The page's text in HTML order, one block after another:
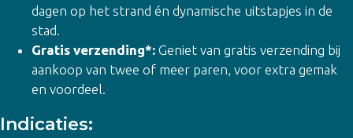
dagen op het strand én dynamische uitstapjes in de
stad.
Gratis verzending*: Geniet van gratis verzending bij
aankoop van twee of meer paren, voor extra gemak
en voordeel.
Indicaties: